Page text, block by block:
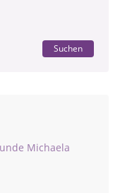
Suchen
Michaela